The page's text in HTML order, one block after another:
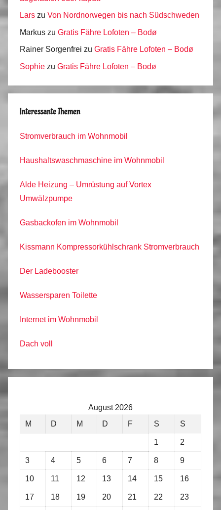
Lars zu Von Nordnorwegen bis nach Südschweden
Markus zu Gratis Fähre Lofoten – Bodø
Rainer Sorgenfrei zu Gratis Fähre Lofoten – Bodø
Sophie zu Gratis Fähre Lofoten – Bodø
Interessante Themen
Stromverbrauch im Wohnmobil
Haushaltswaschmaschine im Wohnmobil
Alde Heizung – Umrüstung auf Vortex
Umwälzpumpe
Gasbackofen im Wohnmobil
Kissmann Kompressorkühlschrank Stromverbrauch
Der Ladebooster
Wassersparen Toilette
Internet im Wohnmobil
Dach voll
August 2026
M
D M D F S S
1 2
3 4 5 6 7 8 9
10 11 12 13 14 15 16
17 18 19 20 21 22 23